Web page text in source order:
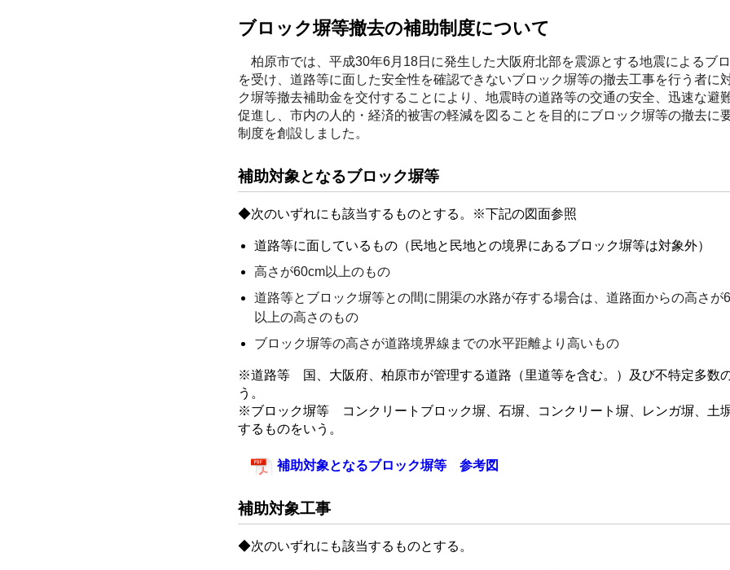
ブロック塀等撤去の補助制度について
柏原市では、平成30年6月18日に発生した大阪府北部を震源とする地震によるブ
を受け、道路等に面した安全性を確認できないブロック塀等の撤去工事を行う者に
ク塀等撤去補助金を交付することにより、地震時の道路等の交通の安全、迅速な避
促進し、市内の人的・経済的被害の軽減を図ることを目的にブロック塀等の撤去に
制度を創設しました。
補助対象となるブロック塀等
◆次のいずれにも該当するものとする。※下記の図面参照
道路等に面しているもの（民地と民地との境界にあるブロック塀等は対象外）
高さが60cm以上のもの
道路等とブロック塀等との間に開渠の水路が存する場合は、道路面からの高さが
以上の高さのもの
ブロック塀等の高さが道路境界線までの水平距離より高いもの
※道路等 国、大阪府、柏原市が管理する道路（里道等を含む。）及び不特定多数
う。
※ブロック塀等 コンクリートブロック塀、石塀、コンクリート塀、レンガ塀、土
するものをいう。
補助対象となるブロック塀等 参考図
補助対象工事
◆次のいずれにも該当するものとする。